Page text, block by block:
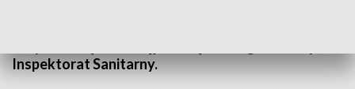
Inspektorat Sanitarny.